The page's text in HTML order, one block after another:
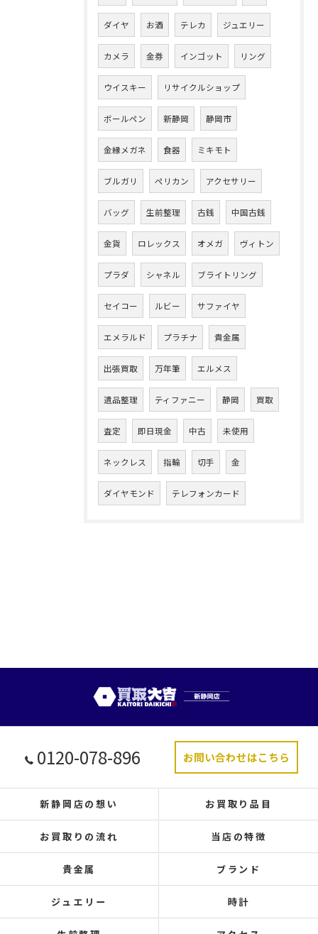
ダイヤ お酒 テレカ ジュエリー
カメラ 金券 インゴット リング
ウイスキー リサイクルショップ
ボールペン 新静岡 静岡市
金縁メガネ 食器 ミキモト
ブルガリ ペリカン アクセサリー
バッグ 生前整理 古銭 中国古銭
金貨 ロレックス オメガ ヴィトン
プラダ シャネル ブライトリング
セイコー ルビー サファイヤ
エメラルド プラチナ 貴金属
出張買取 万年筆 エルメス
遺品整理 ティファニー 静岡 買取
査定 即日現金 中古 未使用
ネックレス 指輪 切手 金
ダイヤモンド テレフォンカード
0120-078-896 お問い合わせはこちら
新静岡店の想い お買取り品目
お買取りの流れ 当店の特徴
貴金属 ブランド
ジュエリー 時計